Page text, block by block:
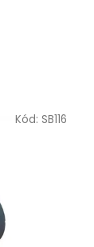
Kód: SB116